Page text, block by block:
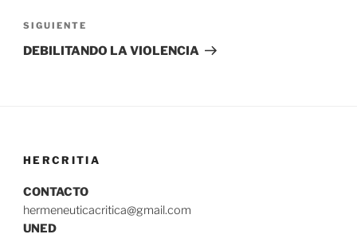
Siguiente
entrada
SIGUIENTE
DEBILITANDO LA VIOLENCIA
HERCRITIA
CONTACTO
hermeneuticacritica@gmail.com
UNED